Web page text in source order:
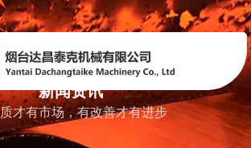
新闻资讯
才有市场，有改善才有进步